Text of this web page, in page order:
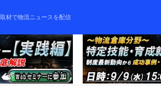
材で物流ニュースを配信